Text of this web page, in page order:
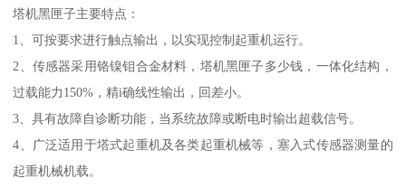
塔机黑匣子主要特点：
1、可按要求进行触点输出，以实现控制起重机运行。
2、传感器采用铬镍钼合金材料，塔机黑匣子多少钱，一体化结构，
过载能力150%，精i确线性输出，回差小。
3、具有故障自诊断功能，当系统故障或断电时输出超载信号。
4、广泛适用于塔式起重机及各类起重机械等，塞入式传感器测量的
起重机械机载。